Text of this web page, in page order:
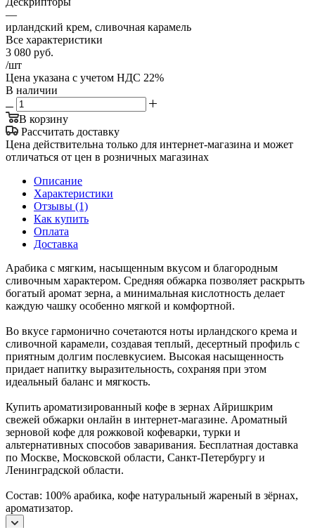
—
ирландский крем, сливочная карамель
Все характеристики
3 080 руб.
/шт
Цена указана с учетом НДС 22%
В наличии
В корзину
Рассчитать доставку
Цена действительна только для интернет-магазина и может
отличаться от цен в розничных магазинах
Описание
Характеристики
Отзывы (1)
Как купить
Оплата
Доставка
Арабика с мягким, насыщенным вкусом и благородным
сливочным характером. Средняя обжарка позволяет раскрыть
богатый аромат зерна, а минимальная кислотность делает
каждую чашку особенно мягкой и комфортной.
Во вкусе гармонично сочетаются ноты ирландского крема и
сливочной карамели, создавая теплый, десертный профиль с
приятным долгим послевкусием. Высокая насыщенность
придает напитку выразительность, сохраняя при этом
идеальный баланс и мягкость.
Купить ароматизированный кофе в зернах Айришкрим
свежей обжарки онлайн в интернет-магазине. Ароматный
зерновой кофе для рожковой кофеварки, турки и
альтернативных способов заваривания. Бесплатная доставка
по Москве, Московской области, Санкт-Петербургу и
Ленинградской области.
Состав: 100% арабика, кофе натуральный жареный в зёрнах,
ароматизатор.